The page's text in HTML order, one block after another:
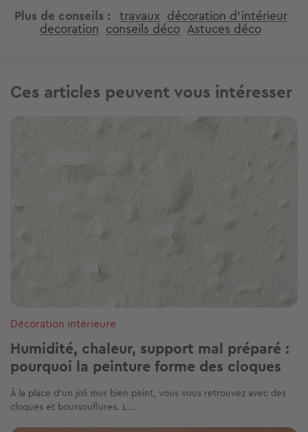
Plus de conseils travaux décoration d'intérieur
decoration conseils déco Astuces déco
Ces articles peuvent vous intéresser
Décoration intérieure
Humidité, chaleur, support mal préparé :
pourquoi la peinture forme des cloques
À la place d’un joli mur bien peint, vous vous retrouvez avec des
cloques et boursouflures. L...